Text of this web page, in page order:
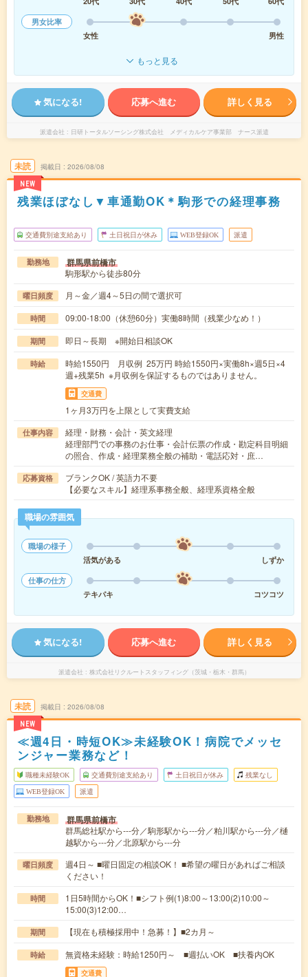
男女比率
女性
男性
もっと見る
気になる! 応募へ進む 詳しく見る
派遣会社 日研トータルソーシング株式会社 メディカルケア事業部 ナース派遣
未読
NEW
掲載日 2026/08/08
残業ほぼなし▼車通勤OK＊駒形での経理事務
交通費別途支給あり 土日祝日が休み WEB登録OK 派遣
勤務地 群馬県前橋市
駒形駅から徒歩80分
曜日頻度 月～金／週4～5日の間で選択可
時間 09:00-18:00（休憩60分）実働8時間（残業少なめ！）
期間 即日～長期 ※開始日相談OK
時給
時給1550円 月収例 25万円 時給1550円×実働8h×週5日×4
週+残業5h ※月収例を保証するものではありません。
交通費
1ヶ月3万円を上限として実費支給
仕事内容
経理・財務・会計・英文経理
経理部門での事務のお仕事・会計伝票の作成・勘定科目明細
の照合、作成・経理業務全般の補助・電話応対・庶…
応募資格
ブランクOK / 英語力不要
【必要なスキル】経理系事務全般、経理系資格全般
職場の雰囲気
職場の様子
活気がある
しずか
仕事の仕方
テキパキ
コツコツ
気になる! 応募へ進む 詳しく見る
派遣会社 株式会社リクルートスタッフィング（茨城・栃木・群馬）
未読
NEW
掲載日 2026/08/08
≪週4日・時短OK≫未経験OK！病院でメッセ
ンジャー業務など！
職種未経験OK 交通費別途支給あり 土日祝日が休み 残業なし
WEB登録OK 派遣
勤務地 群馬県前橋市
群馬総社駅から---分／駒形駅から---分／粕川駅から---分／樋
越駅から---分／北原駅から---分
曜日頻度
週4日～ ■曜日固定の相談OK！ ■希望の曜日があればご相談
ください！
時間
1日5時間からOK！■シフト例(1)8:00～13:00(2)10:00～
15:00(3)12:00…
期間 【現在も積極採用中！急募！】■2カ月～
時給 無資格未経験：時給1250円～ ■週払いOK ■扶養内OK
交通費